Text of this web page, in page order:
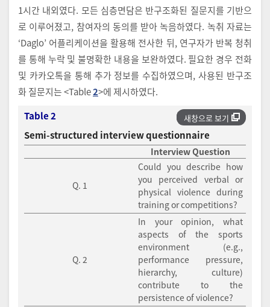
1시간 내외였다. 모든 심층면담은 반구조화된 질문지를 기반으
로 이루어졌고, 참여자의 동의를 받아 녹음하였다. 녹취 자료는
‘Daglo’ 어플리케이션을 활용해 전사한 뒤, 연구자가 반복 청취
를 통해 누락 및 불명확한 내용을 보완하였다. 필요한 경우 전화
및 카카오톡을 통해 추가 정보를 수집하였으며, 사용된 반구조
화 질문지는 <Table2>에 제시하였다.
새창으로 보기
Table 2
Semi-structured interview questionnaire
Interview Question
Q. 1
Could you describe how
you perceived verbal or
physical violence during
training or competitions?
Q. 2
In your opinion, what
aspects of the sports
environment (e.g.,
performance pressure,
hierarchy, culture)
contribute to the
persistence of violence?